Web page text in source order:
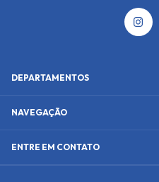
DEPARTAMENTOS
NAVEGAÇÃO
ENTRE EM CONTATO